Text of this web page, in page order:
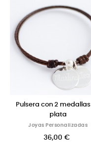
Pulsera con 2
plata
Joyas Personalizadas
36,00 €